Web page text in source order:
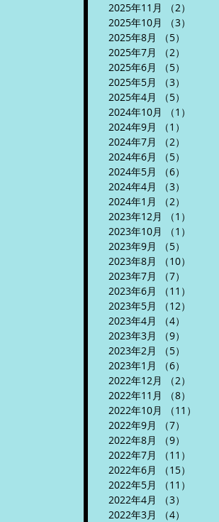
2025年11月
（2）
2025年10月
（3）
2025年8月
（5）
2025年7月
（2）
2025年6月
（5）
2025年5月
（3）
2025年4月
（5）
2024年10月
（1）
2024年9月
（1）
2024年7月
（2）
2024年6月
（5）
2024年5月
（6）
2024年4月
（3）
2024年1月
（2）
2023年12月
（1）
2023年10月
（1）
2023年9月
（5）
2023年8月
（10）
2023年7月
（7）
2023年6月
（11）
2023年5月
（12）
2023年4月
（4）
2023年3月
（9）
2023年2月
（5）
2023年1月
（6）
2022年12月
（2）
2022年11月
（8）
2022年10月
（11）
2022年9月
（7）
2022年8月
（9）
2022年7月
（11）
2022年6月
（15）
2022年5月
（11）
2022年4月
（3）
2022年3月
（4）